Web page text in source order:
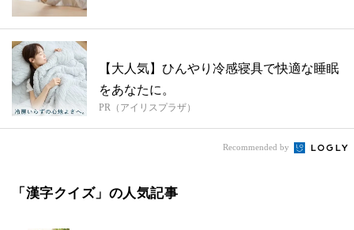
【大人気】ひんやり冷感寝具で快適な睡眠
をあなたに。
PR（アイリスプラザ）
Recommended by
「漢字クイズ」の人気記事